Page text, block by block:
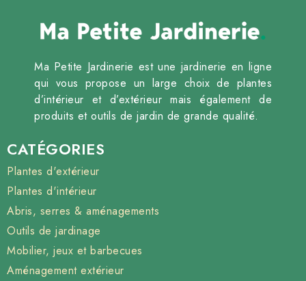
Ma Petite Jardinerie est une jardinerie en ligne
qui vous propose un large choix de plantes
d’intérieur et d’extérieur mais également de
produits et outils de jardin de grande qualité.
CATÉGORIES
Plantes d'extérieur
Plantes d'intérieur
Abris, serres & aménagements
Outils de jardinage
Mobilier, jeux et barbecues
Aménagement extérieur